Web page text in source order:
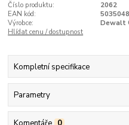
Číslo produktu:
2062
EAN kód:
Výrobce:
Dewalt
Hlídat cenu / dostupnost
Kompletní specifikace
Parametry